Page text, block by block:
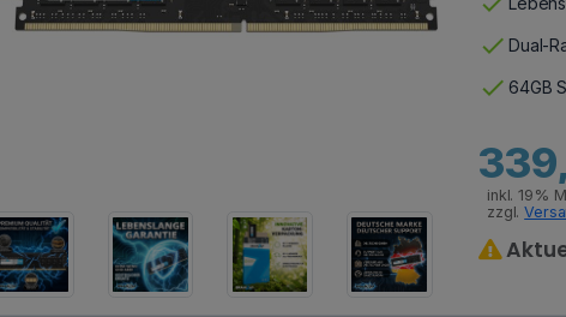
check Dual-
check 64GB
inkl. 19%
zzgl.